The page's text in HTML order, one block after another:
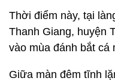
Thời điểm này, tại
Thanh Giang, huyện
vào mùa đánh bắt cá
Giữa màn đêm tĩnh